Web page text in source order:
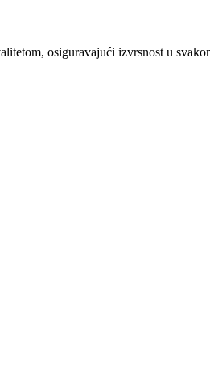
osiguravajući izvrsnost u